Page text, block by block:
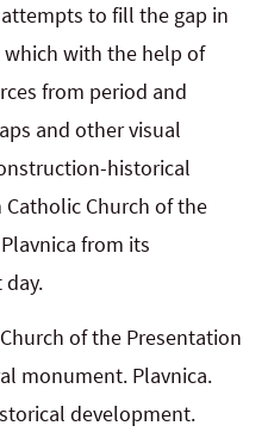
to fill the gap in
with the help of
from period and
and other visual
historical
Church of the
from its
Church of the Presentation
monument. Plavnica.
development.